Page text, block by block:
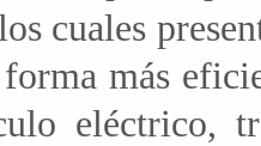
cuales
más
eléctrico,